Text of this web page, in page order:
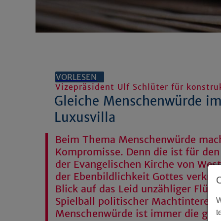
VORLESEN
Vizepräsident Ulf Schlüter für
Gleiche Menschenwürde
Luxusvilla
Beim Thema Menschenwürde
Kompromisse. Denn die ist für
der Evangelischen Kirche von
der Ebenbildlichkeit Gottes
Blick auf das Leid unzähliger
Spielball politischer
Menschenwürde ist immer die